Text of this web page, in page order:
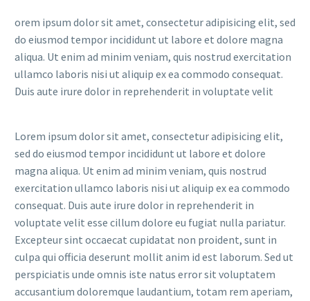
orem ipsum dolor sit amet, consectetur adipisicing elit, sed
do eiusmod tempor incididunt ut labore et dolore magna
aliqua. Ut enim ad minim veniam, quis nostrud exercitation
ullamco laboris nisi ut aliquip ex ea commodo consequat.
Duis aute irure dolor in reprehenderit in voluptate velit
Lorem ipsum dolor sit amet, consectetur adipisicing elit,
sed do eiusmod tempor incididunt ut labore et dolore
magna aliqua. Ut enim ad minim veniam, quis nostrud
exercitation ullamco laboris nisi ut aliquip ex ea commodo
consequat. Duis aute irure dolor in reprehenderit in
voluptate velit esse cillum dolore eu fugiat nulla pariatur.
Excepteur sint occaecat cupidatat non proident, sunt in
culpa qui officia deserunt mollit anim id est laborum. Sed ut
perspiciatis unde omnis iste natus error sit voluptatem
accusantium doloremque laudantium, totam rem aperiam,